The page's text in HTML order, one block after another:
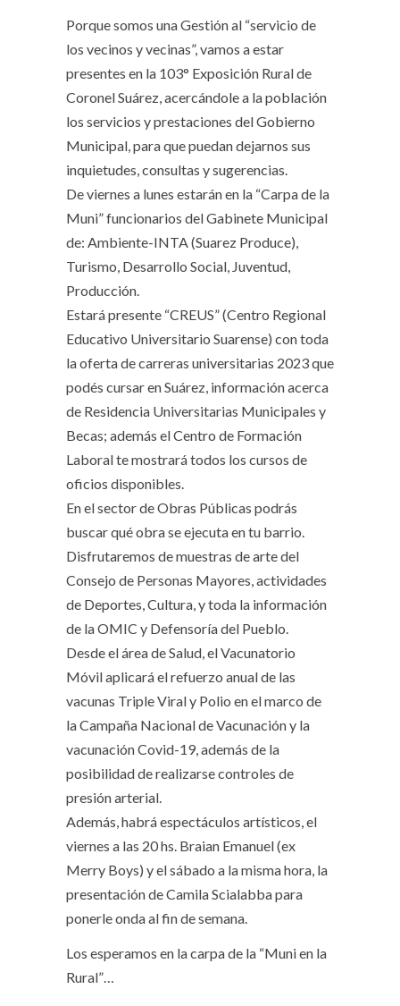
Porque somos una Gestión al “servicio de
los vecinos y vecinas”, vamos a estar
presentes en la 103° Exposición Rural de
Coronel Suárez, acercándole a la población
los servicios y prestaciones del Gobierno
Municipal, para que puedan dejarnos sus
inquietudes, consultas y sugerencias.
De viernes a lunes estarán en la “Carpa de la
Muni” funcionarios del Gabinete Municipal
de: Ambiente-INTA (Suarez Produce),
Turismo, Desarrollo Social, Juventud,
Producción.
Estará presente “CREUS” (Centro Regional
Educativo Universitario Suarense) con toda
la oferta de carreras universitarias 2023 que
podés cursar en Suárez, información acerca
de Residencia Universitarias Municipales y
Becas; además el Centro de Formación
Laboral te mostrará todos los cursos de
oficios disponibles.
En el sector de Obras Públicas podrás
buscar qué obra se ejecuta en tu barrio.
Disfrutaremos de muestras de arte del
Consejo de Personas Mayores, actividades
de Deportes, Cultura, y toda la información
de la OMIC y Defensoría del Pueblo.
Desde el área de Salud, el Vacunatorio
Móvil aplicará el refuerzo anual de las
vacunas Triple Viral y Polio en el marco de
la Campaña Nacional de Vacunación y la
vacunación Covid-19, además de la
posibilidad de realizarse controles de
presión arterial.
Además, habrá espectáculos artísticos, el
viernes a las 20 hs. Braian Emanuel (ex
Merry Boys) y el sábado a la misma hora, la
presentación de Camila Scialabba para
ponerle onda al fin de semana.
Los esperamos en la carpa de la “Muni en la
Rural”…